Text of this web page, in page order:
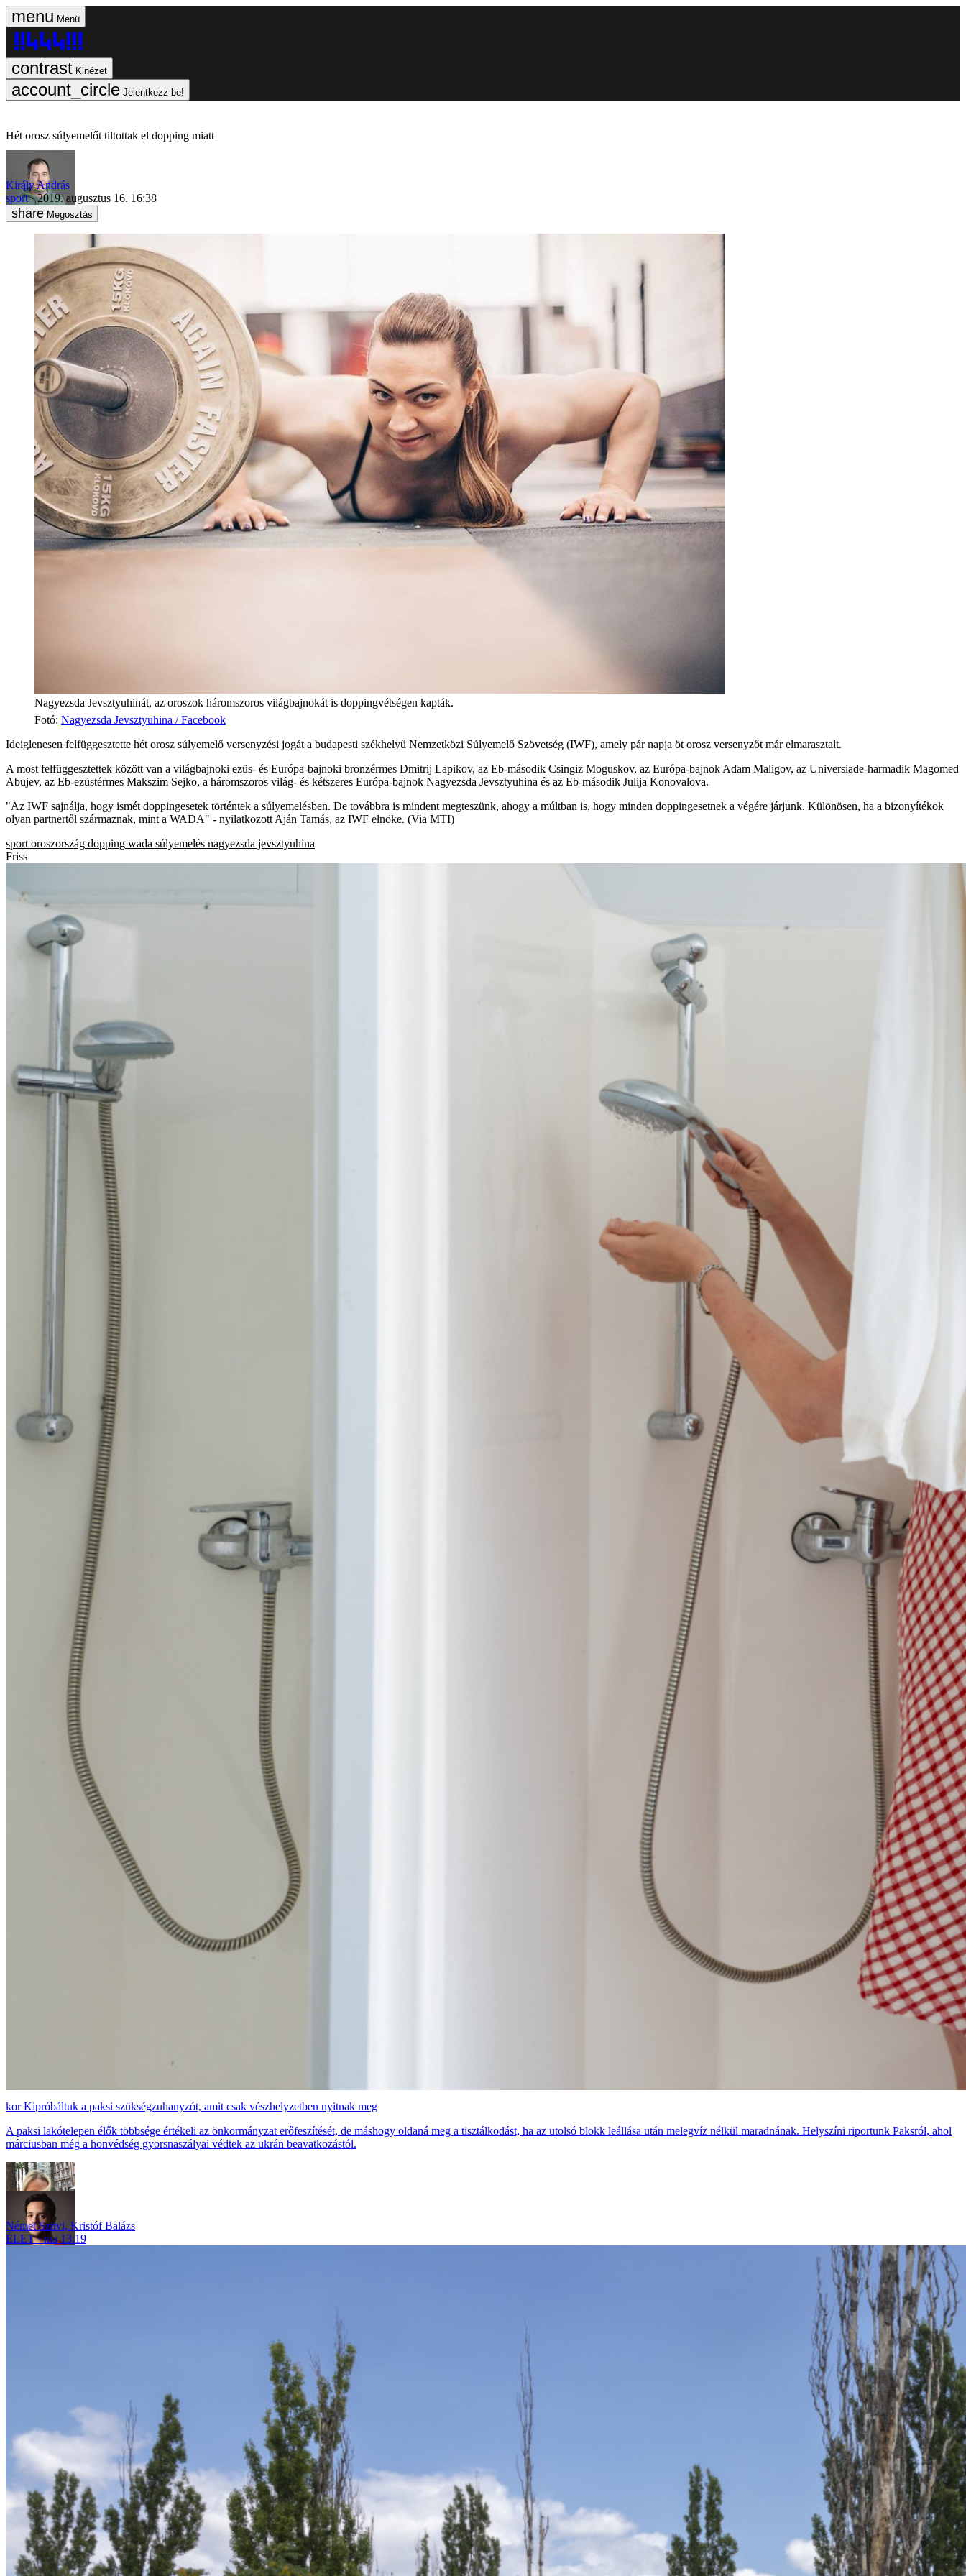
Menü
Kinézet
Jelentkezz be!
Hét orosz súlyemelőt tiltottak el dopping miatt
Király András
sport
2019. augusztus 16. 16:38
Megosztás
Nagyezsda Jevsztyuhinát, az oroszok háromszoros világbajnokát is doppingvétségen kapták.
Fotó: Nagyezsda Jevsztyuhina / Facebook
Ideiglenesen felfüggesztette hét orosz súlyemelő versenyzési jogát a budapesti székhelyű Nemzetközi Súlyemelő Szövetség (IWF), amely pár napja öt orosz versenyzőt már elmarasztalt.
A most felfüggesztettek között van a világbajnoki ezüs- és Európa-bajnoki bronzérmes Dmitrij Lapikov, az Eb-második Csingiz Moguskov, az Európa-bajnok Adam Maligov, az Universiade-harmadik Magomed
Abujev, az Eb-ezüstérmes Makszim Sejko, a háromszoros világ- és kétszeres Európa-bajnok Nagyezsda Jevsztyuhina és az Eb-második Julija Konovalova.
"Az IWF sajnálja, hogy ismét doppingesetek történtek a súlyemelésben. De továbbra is mindent megteszünk, ahogy a múltban is, hogy minden doppingesetnek a végére járjunk. Különösen, ha a bizonyítékok
olyan partnertől származnak, mint a WADA" - nyilatkozott Aján Tamás, az IWF elnöke. (Via MTI)
sport oroszország dopping wada súlyemelés nagyezsda jevsztyuhina
Friss
Kipróbáltuk a paksi szükségzuhanyzót, amit csak vészhelyzetben nyitnak meg
A paksi lakótelepen élők többsége értékeli az önkormányzat erőfeszítését, de máshogy oldaná meg a tisztálkodást, ha az utolsó blokk leállása után melegvíz nélkül maradnának. Helyszíni riportunk Paksról, ahol
márciusban még a honvédség gyorsnaszályai védtek az ukrán beavatkozástól.
Német Szilvi, Kristóf Balázs
ÉLET
ma 13:19